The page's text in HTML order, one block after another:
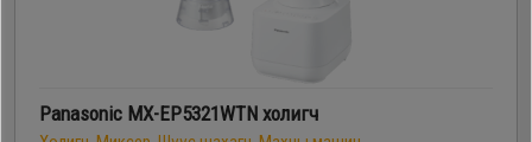
Panasonic MX-EP5321WTN холигч